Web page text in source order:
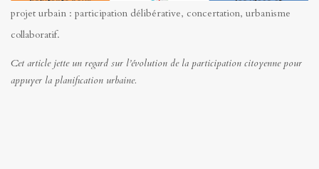
projet urbain : participation délibérative, concertation, urbanisme
collaboratif.
Cet article jette un regard sur l’évolution de la participation citoyenne pour
appuyer la planification urbaine.